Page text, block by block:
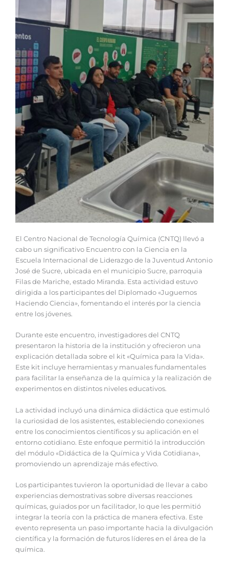
El Centro Nacional de Tecnología Química (CNTQ) llevó a
cabo un significativo Encuentro con la Ciencia en la
Escuela Internacional de Liderazgo de la Juventud Antonio
José de Sucre, ubicada en el municipio Sucre, parroquia
Filas de Mariche, estado Miranda. Esta actividad estuvo
dirigida a los participantes del Diplomado «Juguemos
Haciendo Ciencia», fomentando el interés por la ciencia
entre los jóvenes.
Durante este encuentro, investigadores del CNTQ
presentaron la historia de la institución y ofrecieron una
explicación detallada sobre el kit «Química para la Vida».
Este kit incluye herramientas y manuales fundamentales
para facilitar la enseñanza de la química y la realización de
experimentos en distintos niveles educativos.
La actividad incluyó una dinámica didáctica que estimuló
la curiosidad de los asistentes, estableciendo conexiones
entre los conocimientos científicos y su aplicación en el
entorno cotidiano. Este enfoque permitió la introducción
del módulo «Didáctica de la Química y Vida Cotidiana»,
promoviendo un aprendizaje más efectivo.
Los participantes tuvieron la oportunidad de llevar a cabo
experiencias demostrativas sobre diversas reacciones
químicas, guiados por un facilitador, lo que les permitió
integrar la teoría con la práctica de manera efectiva. Este
evento representa un paso importante hacia la divulgación
científica y la formación de futuros líderes en el área de la
química.